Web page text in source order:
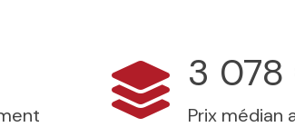
3
Prix médian